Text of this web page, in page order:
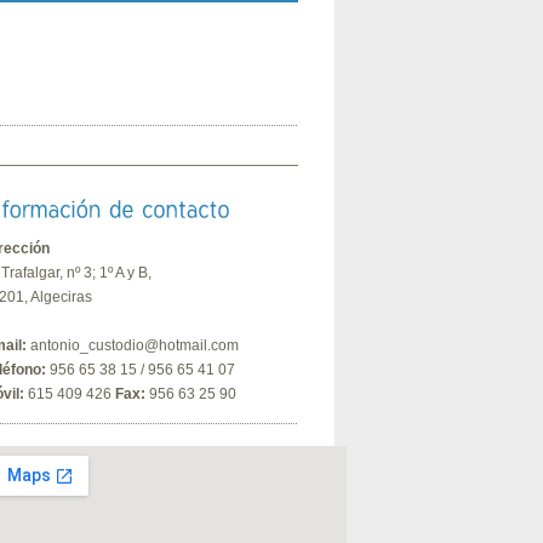
nº 3; 1º A y B,
Algeciras
antonio_custodio@hotmail.com
956 65 38 15 / 956 65 41 07
615 409 426 Fax: 956 63 25 90